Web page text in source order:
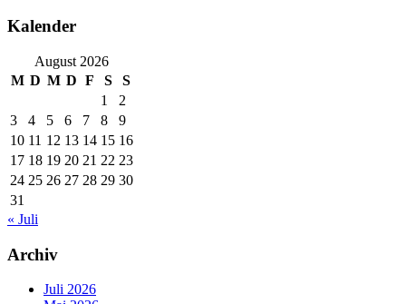
Kalender
August 2026
M D M D F S
S
1
2
3
4 5 6 7 8
9
10 11 12 13 14 15 16
17 18 19 20 21 22 23
24 25 26 27 28 29 30
31
« Juli
Archiv
Juli 2026